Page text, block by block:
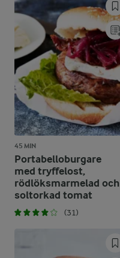
45 MIN
Portabelloburgare
med tryffelost,
rödlöksmarmelad och
soltorkad tomat
(31)